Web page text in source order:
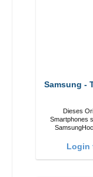
Samsung -
Dieses
Smartphones
Login